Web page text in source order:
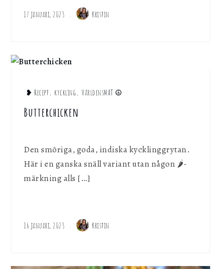
17 januari, 2023 Kristin
❥ Recept, kyckling , VärldensMAT ☮︎
Butterchicken
Den smöriga, goda, indiska kycklinggrytan.
Här i en ganska snäll variant utan någon 🌶-
märkning alls […]
16 januari, 2023 Kristin